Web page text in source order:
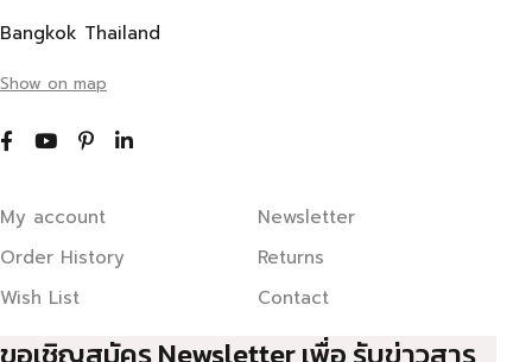
Bangkok Thailand
Show on map
My account
Order History
Wish List
Newsletter
Returns
Contact